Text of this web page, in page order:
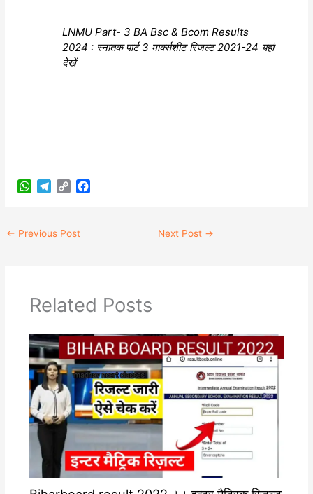
LNMU Part- 3 BA Bsc & Bcom Results
2024 : स्नातक पार्ट 3 मार्क्सशीट रिजल्ट 2021-24 यहां
देखें
a
l
m
p
k
c
k
← Previous Post Next Post →
Related Posts